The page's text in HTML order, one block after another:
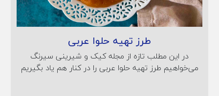
طرز تهیه حلوا عربی
در این مطلب تازه از مجله کیک و شیرینی سیرنگ
می‌خواهیم طرز تهیه حلوا عربی را در کنار هم یاد بگیریم